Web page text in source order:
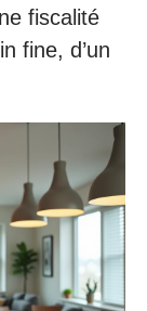
fiscalité
fine, d’un